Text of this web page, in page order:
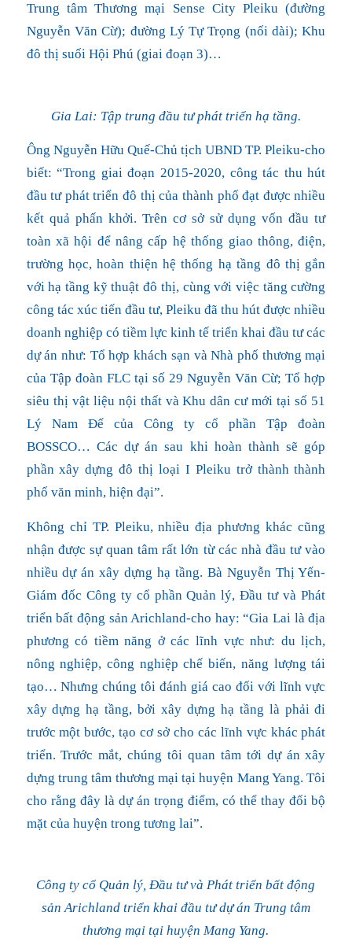
Trung tâm Thương mại Sense City Pleiku (đường
Nguyễn Văn Cừ); đường Lý Tự Trọng (nối dài); Khu
đô thị suối Hội Phú (giai đoạn 3)…
Gia Lai: Tập trung đầu tư phát triển hạ tầng.
Ông Nguyễn Hữu Quế-Chủ tịch UBND TP. Pleiku-cho
biết: “Trong giai đoạn 2015-2020, công tác thu hút
đầu tư phát triển đô thị của thành phố đạt được nhiều
kết quả phấn khởi. Trên cơ sở sử dụng vốn đầu tư
toàn xã hội để nâng cấp hệ thống giao thông, điện,
trường học, hoàn thiện hệ thống hạ tầng đô thị gắn
với hạ tầng kỹ thuật đô thị, cùng với việc tăng cường
công tác xúc tiến đầu tư, Pleiku đã thu hút được nhiều
doanh nghiệp có tiềm lực kinh tế triển khai đầu tư các
dự án như: Tổ hợp khách sạn và Nhà phố thương mại
của Tập đoàn FLC tại số 29 Nguyễn Văn Cừ; Tổ hợp
siêu thị vật liệu nội thất và Khu dân cư mới tại số 51
Lý Nam Đế của Công ty cổ phần Tập đoàn
BOSSCO… Các dự án sau khi hoàn thành sẽ góp
phần xây dựng đô thị loại I Pleiku trở thành thành
phố văn minh, hiện đại”.
Không chỉ TP. Pleiku, nhiều địa phương khác cũng
nhận được sự quan tâm rất lớn từ các nhà đầu tư vào
nhiều dự án xây dựng hạ tầng. Bà Nguyễn Thị Yến-
Giám đốc Công ty cổ phần Quản lý, Đầu tư và Phát
triển bất động sản Arichland-cho hay: “Gia Lai là địa
phương có tiềm năng ở các lĩnh vực như: du lịch,
nông nghiệp, công nghiệp chế biến, năng lượng tái
tạo… Nhưng chúng tôi đánh giá cao đối với lĩnh vực
xây dựng hạ tầng, bởi xây dựng hạ tầng là phải đi
trước một bước, tạo cơ sở cho các lĩnh vực khác phát
triển. Trước mắt, chúng tôi quan tâm tới dự án xây
dựng trung tâm thương mại tại huyện Mang Yang. Tôi
cho rằng đây là dự án trọng điểm, có thể thay đổi bộ
mặt của huyện trong tương lai”. ​
Công ty cổ Quản lý, Đầu tư và Phát triển bất động
sản Arichland triển khai đầu tư dự án Trung tâm
thương mại tại huyện Mang Yang.